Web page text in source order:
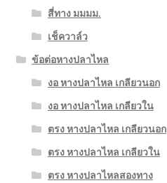
สี่ทาง มมมม.
เช็ควาล์ว
ข้อต่อหางปลาไหล
งอ หางปลาไหล เกลียวนอก
งอ หางปลาไหล เกลียวใน
ตรง หางปลาไหล เกลียวนอก
ตรง หางปลาไหล เกลียวใน
ตรง หางปลาไหลสองทาง